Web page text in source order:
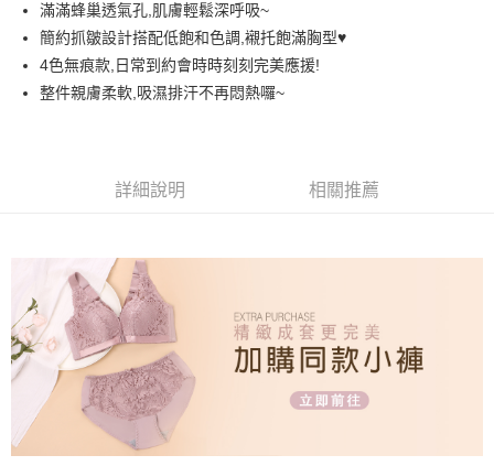
悠遊付
AFTEE先享後付
相關說明
２．便利：只要手機號碼，簡訊認證，即可結帳。
１．於結帳方式選擇「AFTEE先享後付」後，將跳轉至「AFTEE先享後付」
結帳頁面，進行簡訊認證並確認金額後，即可完成結帳。
２．訂單成立數日內，您將收到繳費通知簡訊。
３．收到繳費通知簡訊後14天內，點擊此簡訊中的連結，可透過四大超商／
ATM／網路銀行／等多元方式進行付款，方視為交易完成。
※ 請注意：結帳手續完成當下不需立刻繳費，但若您需要取消訂單，請聯絡
購買商品的店家。未經商家同意取消之訂單仍視為有效，需透過AFTEE先享
後付繳納相關費用。
※ 交易是否成功請以「AFTEE先享後付 」之結帳頁面顯示為準，若有關於
是否繳費成功／繳費後需取消欲退款等相關疑問，請聯繫「AFTEE先享後付
付款後全家取貨
每筆NT$60，滿NT$699(含以上)免運費
7-11取貨付款
每筆NT$60，滿NT$699(含以上)免運費
付款後7-11取貨
每筆NT$60，滿NT$699(含以上)免運費
滿滿蜂巢透氣孔,肌膚輕鬆深呼吸~
簡約抓皺設計搭配低飽和色調,襯托飽滿胸型♥️
4色無痕款,日常到約會時時刻刻完美應援!
整件親膚柔軟,吸濕排汗不再悶熱囉~
詳細說明 相關推薦